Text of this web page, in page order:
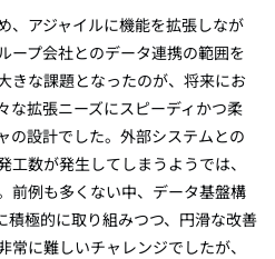
、アジャイルに機能を拡張しなが
ープ会社とのデータ連携の範囲を
きな課題となったのが、将来にお
な拡張ニーズにスピーディかつ柔
の設計でした。外部システムとの
数が発生してしまうようでは、
前例も多くない中、データ基盤構
積極的に取り組みつつ、円滑な改善
に難しいチャレンジでしたが、